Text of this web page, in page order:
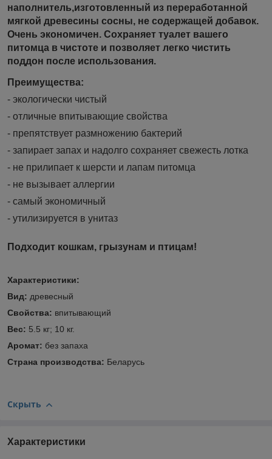
наполнитель,изготовленный из переработанной
мягкой древесины сосны, не содержащей добавок.
Очень экономичен. Сохраняет туалет вашего
питомца в чистоте и позволяет легко чистить
поддон после использования.
Преимущества:
- экологически чистый
- отличные впитывающие свойства
- препятствует размножению бактерий
- запирает запах и надолго сохраняет свежесть лотка
- не прилипает к шерсти и лапам питомца
- не вызывает аллергии
- самый экономичный
- утилизируется в унитаз
Подходит кошкам, грызунам и птицам!
Характеристики:
Вид: древесный
Свойства: впитывающий
Вес: 5.5 кг; 10 кг.
Аромат: без запаха
Страна производства: Беларусь
Скрыть
Характеристики